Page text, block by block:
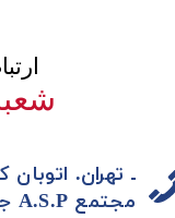
ـ تهران.
مجتمع A.S.P جنب برج A. پلاک 45